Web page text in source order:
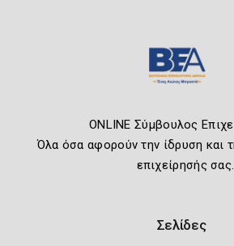
ONLINE Σύμβουλος
Όλα όσα αφορούν την ίδρυση και
επιχείρησής σας.
Σελίδες